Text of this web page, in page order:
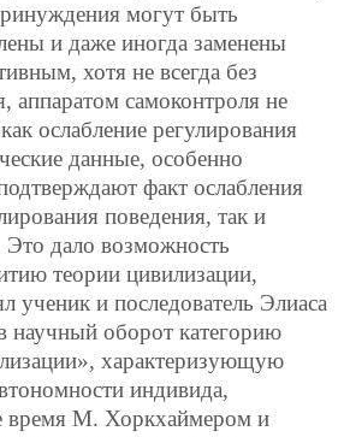
могут быть
и даже иногда заменены
хотя не всегда без
аппаратом самоконтроля не
ослабление регулирования
данные, особенно
факт ослабления
поведения, так и
дало возможность
теории цивилизации,
ученик и последователь Элиаса
научный оборот категорию
характеризующую
индивида,
время М. Хоркхаймером и